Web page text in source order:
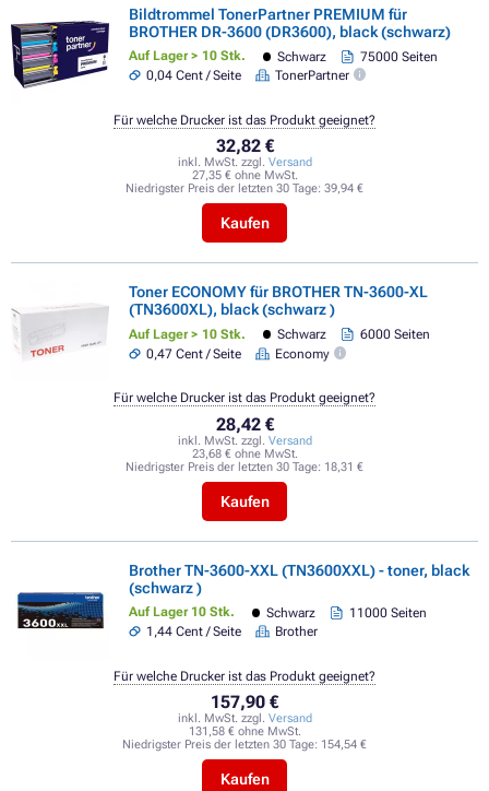
Bildtrommel TonerPartner PREMIUM für
BROTHER DR-3600 (DR3600), black (schwarz)
Auf Lager > 10 Stk. Schwarz
75000 Seiten
0,04 Cent / Seite
TonerPartner
32,82 €
inkl. MwSt. zzgl. Versand
27,35 € ohne MwSt.
Niedrigster Preis der letzten 30 Tage: 39,94 €
Kaufen
Für welche Drucker ist das Produkt geeignet?
Toner ECONOMY für BROTHER TN-3600-XL
(TN3600XL), black (schwarz )
Auf Lager > 10 Stk. Schwarz
6000 Seiten
0,47 Cent / Seite
Economy
28,42 €
inkl. MwSt. zzgl. Versand
23,68 € ohne MwSt.
Niedrigster Preis der letzten 30 Tage: 18,31 €
Kaufen
Für welche Drucker ist das Produkt geeignet?
Brother TN-3600-XXL (TN3600XXL) - toner, black
(schwarz )
Auf Lager 10 Stk. Schwarz
11000 Seiten
1,44 Cent / Seite
Brother
157,90 €
inkl. MwSt. zzgl. Versand
131,58 € ohne MwSt.
Niedrigster Preis der letzten 30 Tage: 154,54 €
Kaufen
Für welche Drucker ist das Produkt geeignet?